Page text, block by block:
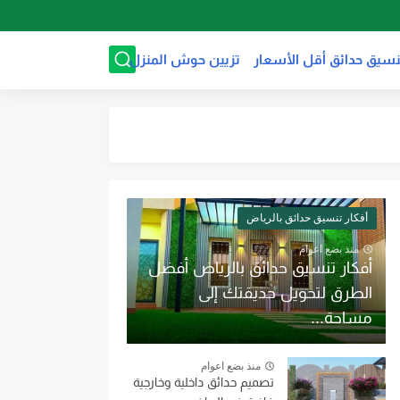
حدائق أقل الأسعار تزيين حوش المنزل
أفكار تنسيق حدائق بالرياض
منذ بضع اعوام
أفكار تنسيق حدائق بالرياض أفضل
الطرق لتحويل حديقتك إلى
مساحة...
منذ بضع اعوام
تصميم حدائق داخلية وخارجية